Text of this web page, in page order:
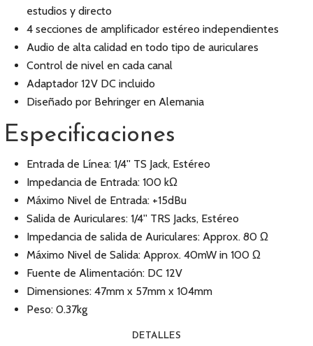
estudios y directo
4 secciones de amplificador estéreo independientes
Audio de alta calidad en todo tipo de auriculares
Control de nivel en cada canal
Adaptador 12V DC incluido
Diseñado por Behringer en Alemania
Especificaciones
Entrada de Línea: 1/4'' TS Jack, Estéreo
Impedancia de Entrada: 100 kΩ
Máximo Nivel de Entrada: +15dBu
Salida de Auriculares: 1/4'' TRS Jacks, Estéreo
Impedancia de salida de Auriculares: Approx. 80 Ω
Máximo Nivel de Salida: Approx. 40mW in 100 Ω
Fuente de Alimentación: DC 12V
Dimensiones: 47mm x 57mm x 104mm
Peso: 0.37kg
DETALLES